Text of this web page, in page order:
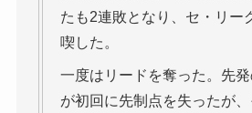
たも2連敗となり、セ・リー
喫した。
一度はリードを奪った。先
が初回に先制点を失ったが